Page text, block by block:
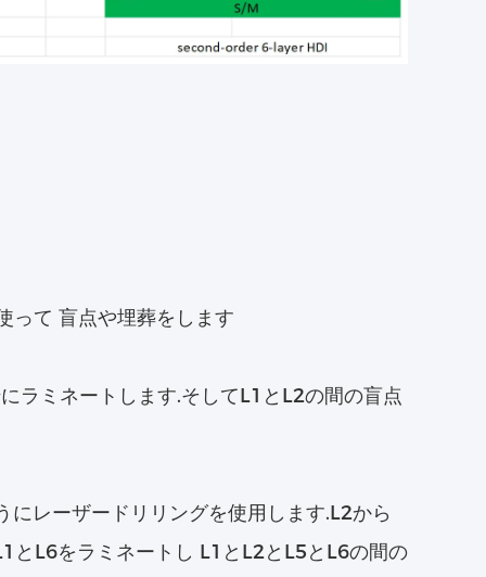
って 盲点や埋葬をします
ラミネートします.そしてL1とL2の間の盲点
レーザードリリングを使用します.L2から
とL6をラミネートし L1とL2とL5とL6の間の